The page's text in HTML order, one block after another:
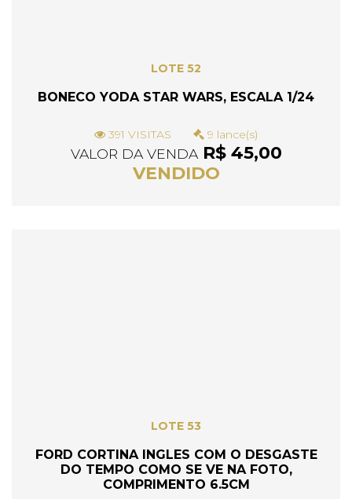
LOTE 52
BONECO YODA STAR WARS, ESCALA 1/24
391 VISITAS 9 lance(s)
VALOR DA VENDAR$ 45,00
VENDIDO
LOTE 53
FORD CORTINA INGLES COM O DESGASTE
DO TEMPO COMO SE VE NA FOTO,
COMPRIMENTO 6.5CM